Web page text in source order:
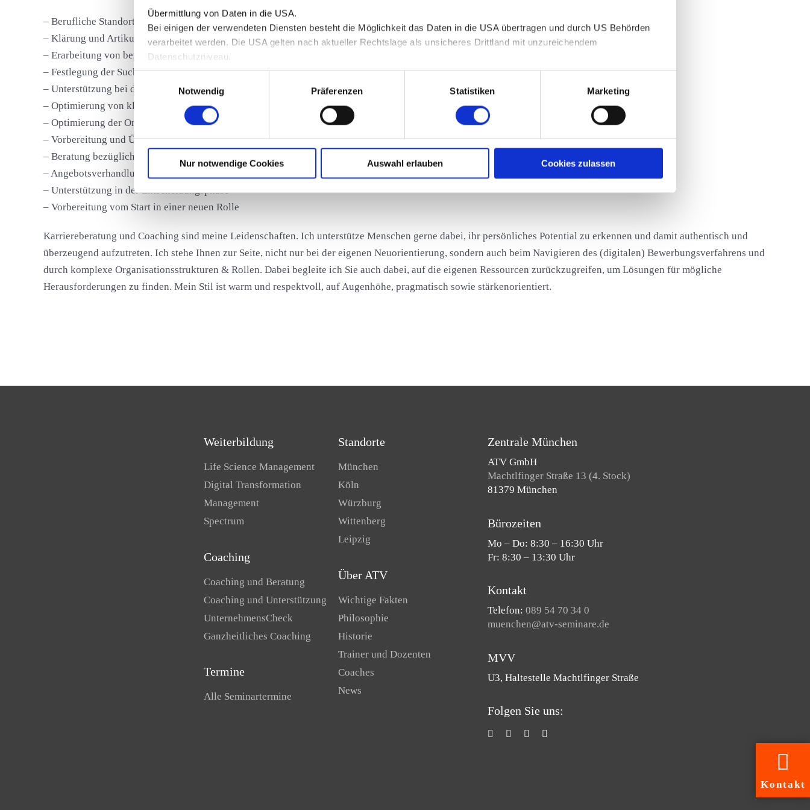
Übermittlung von Daten in die USA.
Bei einigen der verwendeten Diensten besteht die Möglichkeit das Daten in die USA übertragen und durch US Behörden
verarbeitet werden. Die USA gelten nach aktueller Rechtslage als unsicheres Drittland mit unzureichendem
Datenschutzniveau.
Nähere Informationen erhalten Sie in unsererDatenschutzerklärung.
Einwilligungsauswahl
Notwendig
Präferenzen Statistiken Marketing
Nur notwendige Cookies Auswahl erlauben Cookies zulassen
Kontakt
– Berufliche Standortbestimmung mit Einbezug relevanter Elemente aus dem Privatleben
– Klärung und Artikulierung der persönlichen Stärken, Erfahrungen, Werte und Erfolge
– Erarbeitung von beruflichen Perspektiven und Zielen
– Festlegung der Suchstrategie über unterschiedliche Bewerbungskanäle
– Unterstützung bei der Umsetzung des Bewerbungsprozesses unter Berücksichtigung wichtiger digitaler Aspekte
– Optimierung von klassischen Bewerbungsunterlagen auf Deutsch und English
– Optimierung der Online-Präsenz inkl. des Social Media Profils
– Vorbereitung und Übung der Selbstpräsentation und der verbalen Kommunikation, wie z.B. bei Kontakt- und Vorstellungsgesprächen
– Beratung bezüglich interkultureller Faktoren durch den gesamten Bewerbungsprozess hindurch
– Angebotsverhandlungen navigieren
– Unterstützung in der Entscheidungsphase
– Vorbereitung vom Start in einer neuen Rolle
Karriereberatung und Coaching sind meine Leidenschaften. Ich unterstütze Menschen gerne dabei, ihr persönliches Potential zu erkennen und damit authentisch und
überzeugend aufzutreten. Ich stehe Ihnen zur Seite, nicht nur bei der eigenen Neuorientierung, sondern auch beim Navigieren des (digitalen) Bewerbungsverfahrens und
durch komplexe Organisationsstrukturen & Rollen. Dabei begleite ich Sie auch dabei, auf die eigenen Ressourcen zurückzugreifen, um Lösungen für mögliche
Herausforderungen zu finden. Mein Stil ist warm und respektvoll, auf Augenhöhe, pragmatisch sowie stärkenorientiert.
Weiterbildung
Life Science Management
Digital Transformation
Management
Spectrum
Coaching
Coaching und Beratung
Coaching und Unterstützung
UnternehmensCheck
Ganzheitliches Coaching
Termine
Alle Seminartermine
Standorte
München
Köln
Würzburg
Wittenberg
Leipzig
Über ATV
Wichtige Fakten
Philosophie
Historie
Trainer und Dozenten
Coaches
News
Zentrale München
ATV GmbH
Machtlfinger Straße 13 (4. Stock)
81379 München
Bürozeiten
Mo – Do: 8:30 – 16:30 Uhr
Fr: 8:30 – 13:30 Uhr
Kontakt
Telefon: 089 54 70 34 0
muenchen@atv-seminare.de
MVV
U3, Haltestelle Machtlfinger Straße
Folgen Sie uns: